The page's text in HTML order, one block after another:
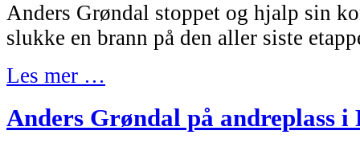
Anders Grøndal stoppet og hjalp sin
slukke en brann på den aller siste
Les mer …
Anders Grøndal på andreplass i